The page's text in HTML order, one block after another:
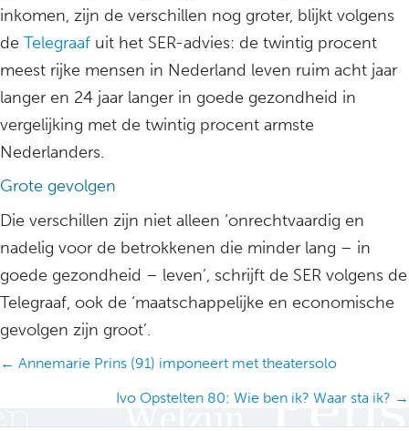
inkomen, zijn de verschillen nog groter, blijkt volgens
de Telegraaf uit het SER-advies: de twintig procent
meest rijke mensen in Nederland leven ruim acht jaar
langer en 24 jaar langer in goede gezondheid in
vergelijking met de twintig procent armste
Nederlanders.
Grote gevolgen
Die verschillen zijn niet alleen ‘onrechtvaardig en
nadelig voor de betrokkenen die minder lang – in
goede gezondheid – leven’, schrijft de SER volgens de
Telegraaf, ook de ‘maatschappelijke en economische
gevolgen zijn groot’.
Posts
← Annemarie Prins (91) imponeert met theatersolo
Ivo Opstelten 80: Wie ben ik? Waar sta ik? →